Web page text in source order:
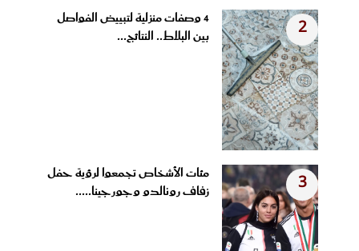
2
4 وصفات منزلية لتبييض الفواصل
بين البلاط.. النتائج...
3
مئات الأشخاص تجمعوا لرؤية حفل
زفاف رونالدو وجورجينا.....